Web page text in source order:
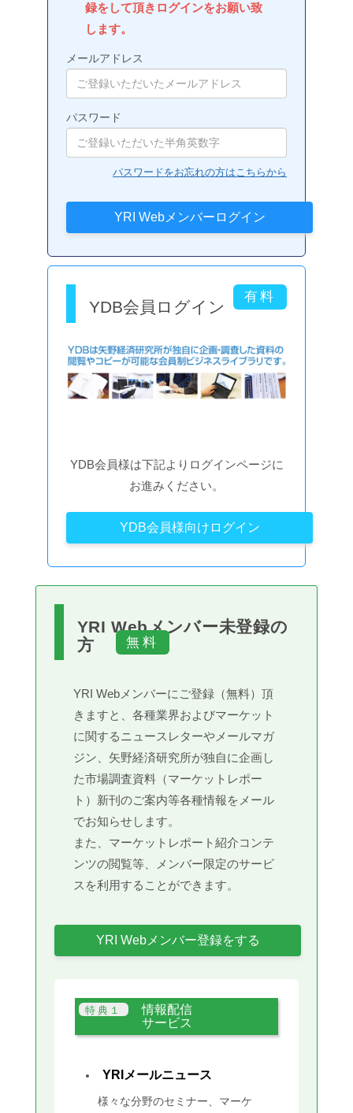
録をして頂きログインをお願い致
します。
メールアドレス
パスワード
パスワードをお忘れの方はこちらから
YDB会員ログイン
YDB会員様は下記よりログインページに
お進みください。
YDB会員様向けログイン
YRI Webメンバー未登録の
方
YRI Webメンバーにご登録（無料）頂
きますと、各種業界およびマーケット
に関するニュースレターやメールマガ
ジン、矢野経済研究所が独自に企画し
た市場調査資料（マーケットレポー
ト）新刊のご案内等各種情報をメール
でお知らせします。
また、マーケットレポート紹介コンテ
ンツの閲覧等、メンバー限定のサービ
スを利用することができます。
YRI Webメンバー登録をする
情報配信
サービス
YRIメールニュース
様々な分野のセミナー、マーケ